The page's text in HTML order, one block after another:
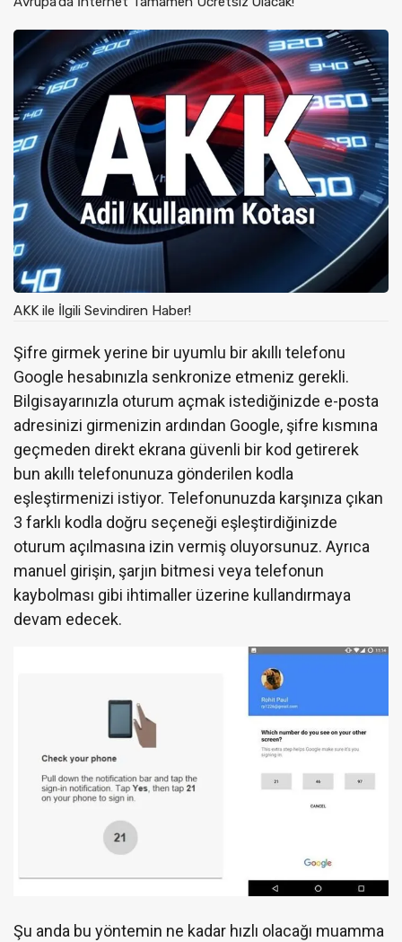
AKK ile İlgili Sevindiren Haber!
Şifre girmek yerine bir uyumlu bir akıllı telefonu
Google hesabınızla senkronize etmeniz gerekli.
Bilgisayarınızla oturum açmak istediğinizde e-posta
adresinizi girmenizin ardından Google, şifre kısmına
geçmeden direkt ekrana güvenli bir kod getirerek
bun akıllı telefonunuza gönderilen kodla
eşleştirmenizi istiyor. Telefonunuzda karşınıza çıkan
3 farklı kodla doğru seçeneği eşleştirdiğinizde
oturum açılmasına izin vermiş oluyorsunuz. Ayrıca
manuel girişin, şarjın bitmesi veya telefonun
kaybolması gibi ihtimaller üzerine kullandırmaya
devam edecek.
Şu anda bu yöntemin ne kadar hızlı olacağı muamma